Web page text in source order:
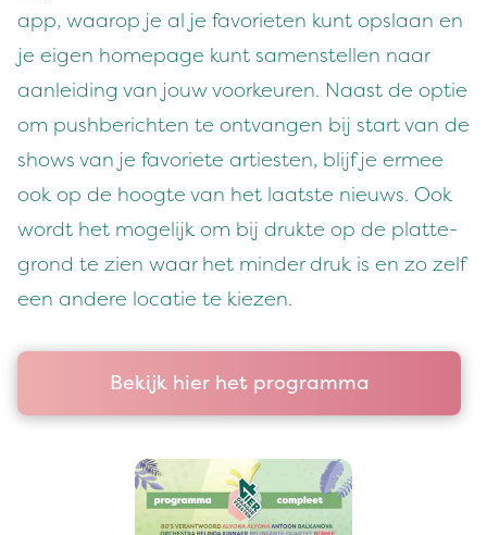
app, waarop je al je favori­eten kunt opslaan en
je eigen home­page kunt samen­stellen naar
aan­lei­d­ing van jouw voorkeuren. Naast de optie
om push­bericht­en te ont­van­gen bij start van de
shows van je favori­ete arti­esten, bli­jf je ermee
ook op de hoogte van het laat­ste nieuws. Ook
wordt het mogelijk om bij druk­te op de plat­te­
grond te zien waar het min­der druk is en zo zelf
een andere locatie te kiezen.
Bekijk hier het programma